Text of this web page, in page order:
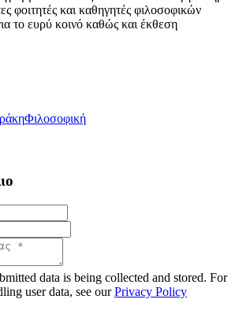
φοιτητές και καθηγητές φιλοσοφικών
το ευρύ κοινό καθώς και έκθεση
Φιλοσοφική
data is being collected and stored. For
user data, see ourPrivacy Policy